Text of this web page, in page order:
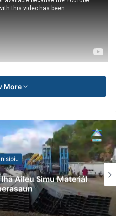
More
Aileu Simu Materiál